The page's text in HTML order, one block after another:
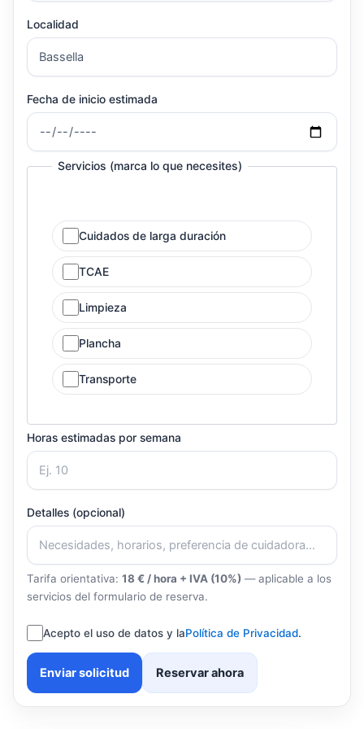
Localidad
Fecha de inicio estimada
Servicios (marca lo que necesites)
Cuidados de larga duración
TCAE
Limpieza
Plancha
Transporte
Horas estimadas por semana
Detalles (opcional)
Tarifa orientativa: 18 € / hora + IVA (10%) — aplicable a los
servicios del formulario de reserva.
Acepto el uso de datos y laPolítica de Privacidad.
Enviar solicitud Reservar ahora